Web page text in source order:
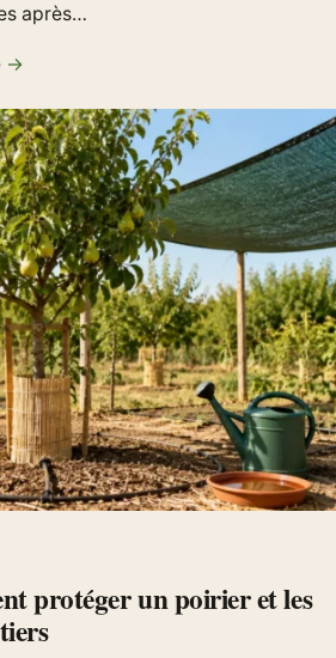
après…
→
protéger un poirier et les